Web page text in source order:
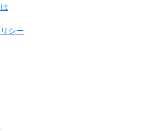
シー